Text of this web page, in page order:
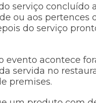
serviço concluído
ou aos pertences
do serviço
evento acontece
servida no
premises.